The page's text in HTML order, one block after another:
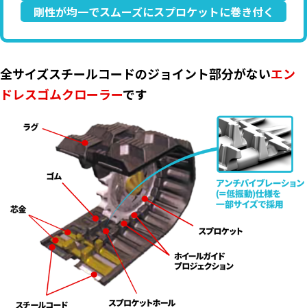
剛性が均一でスムーズにスプロケットに巻き付く
全サイズスチールコードのジョイント部分がないエン
ドレスゴムクローラーです